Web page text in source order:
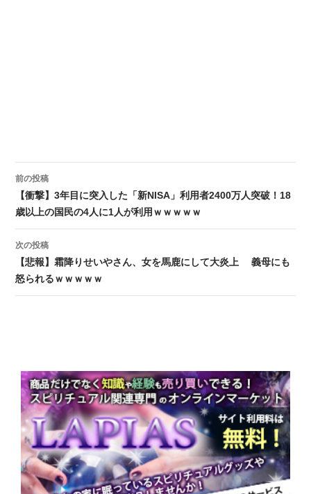
投稿ナビゲーション
前の投稿
【衝撃】3年目に突入した「新NISA」利用者2400万人突破！18
歳以上の国民の4人に1人が利用ｗｗｗｗｗ
次の投稿
【悲報】霜降りせいやさん、女を馬鹿にして大炎上 義母にも
怒られるｗｗｗｗｗ